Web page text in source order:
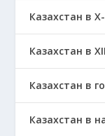
Казахстан в
Казахстан в
Казахстан в
Казахстан в